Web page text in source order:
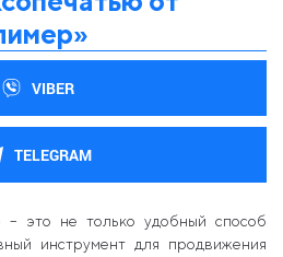
VIBER
TELEGRAM
– это не только удобный способ
инструмент для продвижения